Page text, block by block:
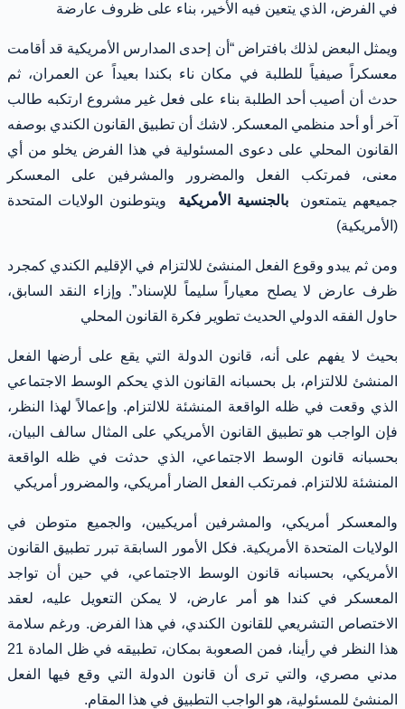
في الفرض، الذي يتعين فيه الأخير، بناء على ظروف عارضة
ويمثل البعض لذلك بافتراض “أن إحدى المدارس الأمريكية قد أقامت
معسكراً صيفياً للطلبة في مكان ناء بكندا بعيداً عن العمران، ثم
حدث أن أصيب أحد الطلبة بناء على فعل غير مشروع ارتكبه طالب
آخر أو أحد منظمي المعسكر. لاشك أن تطبيق القانون الكندي بوصفه
القانون المحلي على دعوى المسئولية في هذا الفرض يخلو من أي
معنى، فمرتكب الفعل والمضرور والمشرفين على المعسكر
جميعهم يتمتعونبالجنسية الأمريكية ويتوطنون الولايات المتحدة
(الأمريكية)
ومن ثم يبدو وقوع الفعل المنشئ للالتزام في الإقليم الكندي كمجرد
ظرف عارض لا يصلح معياراً سليماً للإسناد”. وإزاء النقد السابق،
حاول الفقه الدولي الحديث تطوير فكرة القانون المحلي
بحيث لا يفهم على أنه، قانون الدولة التي يقع على أرضها الفعل
المنشئ للالتزام، بل بحسبانه القانون الذي يحكم الوسط الاجتماعي
الذي وقعت في ظله الواقعة المنشئة للالتزام. وإعمالاً لهذا النظر،
فإن الواجب هو تطبيق القانون الأمريكي على المثال سالف البيان،
بحسبانه قانون الوسط الاجتماعي، الذي حدثت في ظله الواقعة
المنشئة للالتزام. فمرتكب الفعل الضار أمريكي، والمضرور أمريكي
والمعسكر أمريكي، والمشرفين أمريكيين، والجميع متوطن في
الولايات المتحدة الأمريكية. فكل الأمور السابقة تبرر تطبيق القانون
الأمريكي، بحسبانه قانون الوسط الاجتماعي، في حين أن تواجد
المعسكر في كندا هو أمر عارض، لا يمكن التعويل عليه، لعقد
الاختصاص التشريعي للقانون الكندي، في هذا الفرض. ورغم سلامة
هذا النظر في رأينا، فمن الصعوبة بمكان، تطبيقه في ظل المادة 21
مدني مصري، والتي ترى أن قانون الدولة التي وقع فيها الفعل
المنشئ للمسئولية، هو الواجب التطبيق في هذا المقام.